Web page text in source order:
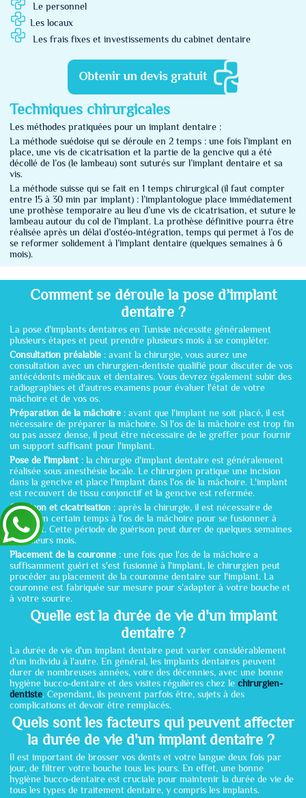
Le personnel
Les locaux
Les frais fixes et investissements du cabinet dentaire
Techniques chirurgicales
Les méthodes pratiquées pour un implant dentaire :
La méthode suédoise qui se déroule en 2 temps : une fois l’implant en
place, une vis de cicatrisation et la partie de la gencive qui a été
décollé de l’os (le lambeau) sont suturés sur l’implant dentaire et sa
vis.
La méthode suisse qui se fait en 1 temps chirurgical (il faut compter
entre 15 à 30 min par implant) : l’implantologue place immédiatement
une prothèse temporaire au lieu d’une vis de cicatrisation, et suture le
lambeau autour du col de l’implant. La prothèse définitive pourra être
réalisée après un délai d’ostéo-intégration, temps qui permet à l’os de
se reformer solidement à l’implant dentaire (quelques semaines à 6
mois).
Comment se déroule la pose d’implant
dentaire ?
La pose d'implants dentaires en Tunisie nécessite généralement
plusieurs étapes et peut prendre plusieurs mois à se compléter.
Consultation préalable : avant la chirurgie, vous aurez une
consultation avec un chirurgien-dentiste qualifié pour discuter de vos
antécédents médicaux et dentaires. Vous devrez également subir des
radiographies et d'autres examens pour évaluer l'état de votre
mâchoire et de vos os.
Préparation de la mâchoire : avant que l'implant ne soit placé, il est
nécessaire de préparer la mâchoire. Si l'os de la mâchoire est trop fin
ou pas assez dense, il peut être nécessaire de le greffer pour fournir
un support suffisant pour l'implant.
Pose de l'implant : la chirurgie d'implant dentaire est généralement
réalisée sous anesthésie locale. Le chirurgien pratique une incision
dans la gencive et place l'implant dans l'os de la mâchoire. L'implant
est recouvert de tissu conjonctif et la gencive est refermée.
Guérison et cicatrisation : après la chirurgie, il est nécessaire de
laisser un certain temps à l'os de la mâchoire pour se fusionner à
l'implant. Cette période de guérison peut durer de quelques semaines
à plusieurs mois.
Placement de la couronne : une fois que l'os de la mâchoire a
suffisamment guéri et s'est fusionné à l'implant, le chirurgien peut
procéder au placement de la couronne dentaire sur l'implant. La
couronne est fabriquée sur mesure pour s'adapter à votre bouche et
à votre sourire.
Quelle est la durée de vie d'un implant
dentaire ?
La durée de vie d'un implant dentaire peut varier considérablement
d'un individu à l'autre. En général, les implants dentaires peuvent
durer de nombreuses années, voire des décennies, avec une bonne
hygiène bucco-dentaire et des visites régulières chez lechirurgien-
dentiste. Cependant, ils peuvent parfois être, sujets à des
complications et devoir être remplacés.
Quels sont les facteurs qui peuvent affecter
la durée de vie d'un implant dentaire ?
Il est important de brosser vos dents et votre langue deux fois par
jour, de filtrer votre bouche tous les jours. En effet, une bonne
hygiène bucco-dentaire est cruciale pour maintenir la durée de vie de
tous les types de traitement dentaire, y compris les implants.